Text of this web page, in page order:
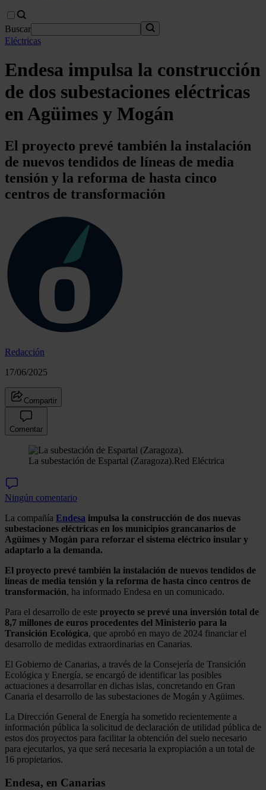
Buscar
Eléctricas
Endesa impulsa la construcción
de dos subestaciones eléctricas
en Agüimes y Mogán
El proyecto prevé también la instalación
de nuevos tendidos de líneas de media
tensión y la reforma de hasta cinco
centros de transformación
Redacción
17/06/2025
Compartir
Comentar
La subestación de Espartal (Zaragoza).Red Eléctrica
Ningún comentario
La compañía Endesa impulsa la construcción de dos nuevas
subestaciones eléctricas en los municipios grancanarios de
Agüimes y Mogán para reforzar el sistema eléctrico insular y
adaptarlo a la demanda.
El proyecto prevé también la instalación de nuevos tendidos de
líneas de media tensión y la reforma de hasta cinco centros de
transformación, ha informado Endesa en un comunicado.
Para el desarrollo de este proyecto se prevé una inversión total de
8,7 millones de euros procedentes del Ministerio para la
Transición Ecológica, que aprobó en mayo de 2024 financiar el
desarrollo de medidas extraordinarias en Canarias.
El Gobierno de Canarias, a través de la Consejería de Transición
Ecológica y Energía, se encargó de identificar las posibles
actuaciones a desarrollar en dichas islas, concretando en Gran
Canaria el desarrollo de las subestaciones de Mogán y Agüimes.
La Dirección General de Energía ha sometido recientemente a
información pública la solicitud de declaración de utilidad pública de
estos dos proyectos para facilitar la obtención del suelo necesario
para ejecutarlos, ya que será necesaria la expropiación a un total de
16 propietarios.
Endesa, en Canarias